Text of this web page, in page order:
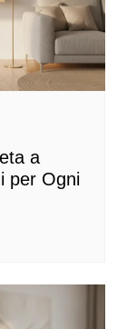
a
per Ogni